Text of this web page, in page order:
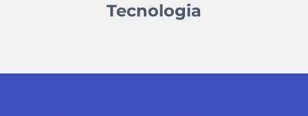
Tecnologia